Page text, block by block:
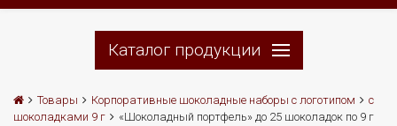
Каталог продукции
Товары Корпоративные шоколадные наборы с логотипом
с
шоколадками 9 г
«Шоколадный портфель» до 25 шоколадок по 9 г